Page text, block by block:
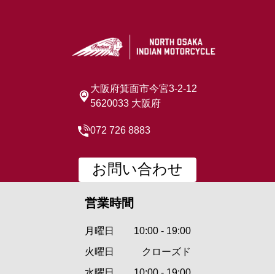
大阪府箕面市今宮3-2-12
5620033 大阪府
072 726 8883
お問い合わせ
営業時間
月曜日
10:00 - 19:00
火曜日
クローズド